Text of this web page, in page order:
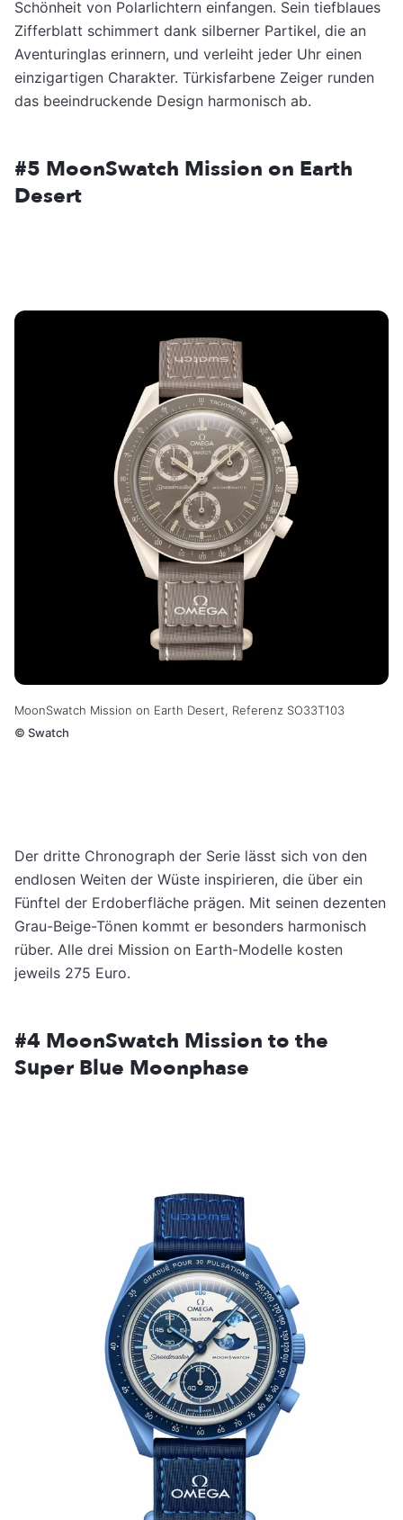
Schönheit von Polarlichtern einfangen. Sein tiefblaues
Zifferblatt schimmert dank silberner Partikel, die an
Aventuringlas erinnern, und verleiht jeder Uhr einen
einzigartigen Charakter. Türkisfarbene Zeiger runden
das beeindruckende Design harmonisch ab.
#5 MoonSwatch Mission on Earth
Desert
MoonSwatch Mission on Earth Desert, Referenz SO33T103
© Swatch
Der dritte Chronograph der Serie lässt sich von den
endlosen Weiten der Wüste inspirieren, die über ein
Fünftel der Erdoberfläche prägen. Mit seinen dezenten
Grau-Beige-Tönen kommt er besonders harmonisch
rüber. Alle drei Mission on Earth-Modelle kosten
jeweils 275 Euro.
#4 MoonSwatch Mission to the
Super Blue Moonphase